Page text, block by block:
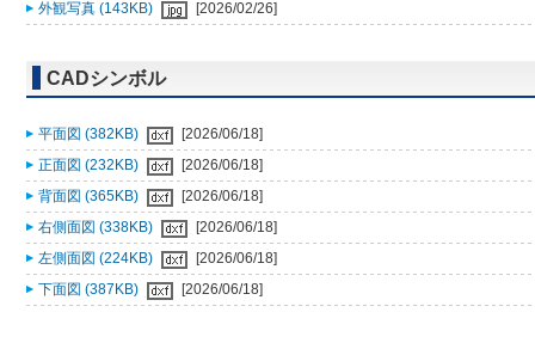
外観写真 (143KB) [2026/02/26]
CADシンボル
平面図 (382KB)
[2026/06/18]
正面図 (232KB)
[2026/06/18]
背面図 (365KB)
[2026/06/18]
右側面図 (338KB)
[2026/06/18]
左側面図 (224KB)
[2026/06/18]
下面図 (387KB)
[2026/06/18]